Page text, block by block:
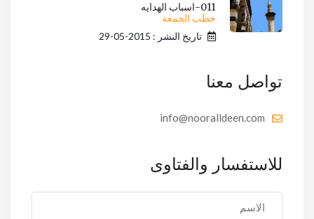
011-اسباب الهدايه
خطب الجمعة
تاريخ النشر : 2015-05-29
تواصل معنا
info@nooralldeen.com
للاستفسار والفتاوى